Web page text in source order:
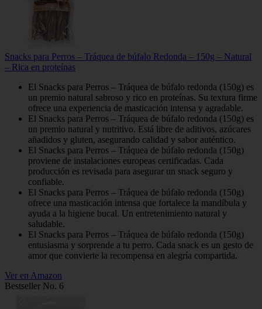
Snacks para Perros – Tráquea de búfalo Redonda – 150g – Natural
– Rica en proteínas
El Snacks para Perros – Tráquea de búfalo redonda (150g) es
un premio natural sabroso y rico en proteínas. Su textura firme
ofrece una experiencia de masticación intensa y agradable.
El Snacks para Perros – Tráquea de búfalo redonda (150g) es
un premio natural y nutritivo. Está libre de aditivos, azúcares
añadidos y gluten, asegurando calidad y sabor auténtico.
El Snacks para Perros – Tráquea de búfalo redonda (150g)
proviene de instalaciones europeas certificadas. Cada
producción es revisada para asegurar un snack seguro y
confiable.
El Snacks para Perros – Tráquea de búfalo redonda (150g)
ofrece una masticación intensa que fortalece la mandíbula y
ayuda a la higiene bucal. Un entretenimiento natural y
saludable.
El Snacks para Perros – Tráquea de búfalo redonda (150g)
entusiasma y sorprende a tu perro. Cada snack es un gesto de
amor que convierte la recompensa en alegría compartida.
Ver en Amazon
Bestseller No. 6